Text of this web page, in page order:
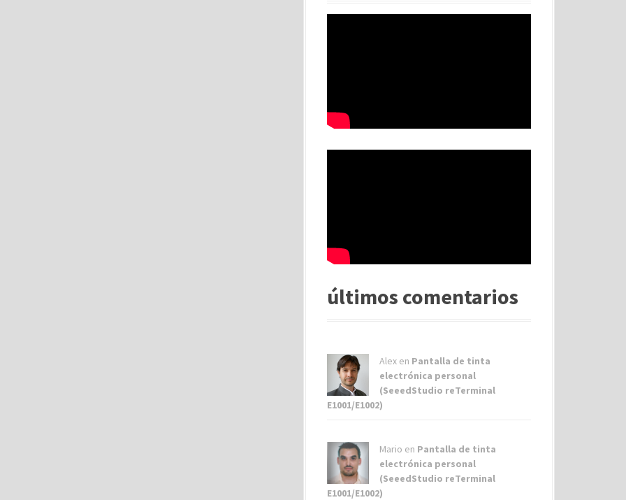
últimos comentarios
Alex en Pantalla de tinta
electrónica personal
(SeeedStudio reTerminal
E1001/E1002)
Mario en Pantalla de tinta
electrónica personal
(SeeedStudio reTerminal
E1001/E1002)